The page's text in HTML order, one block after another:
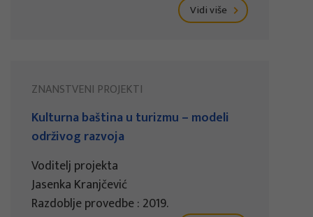
Vidi više
ZNANSTVENI PROJEKTI
Kulturna baština u turizmu – modeli
održivog razvoja
Voditelj projekta
Jasenka Kranjčević
Razdoblje provedbe : 2019.